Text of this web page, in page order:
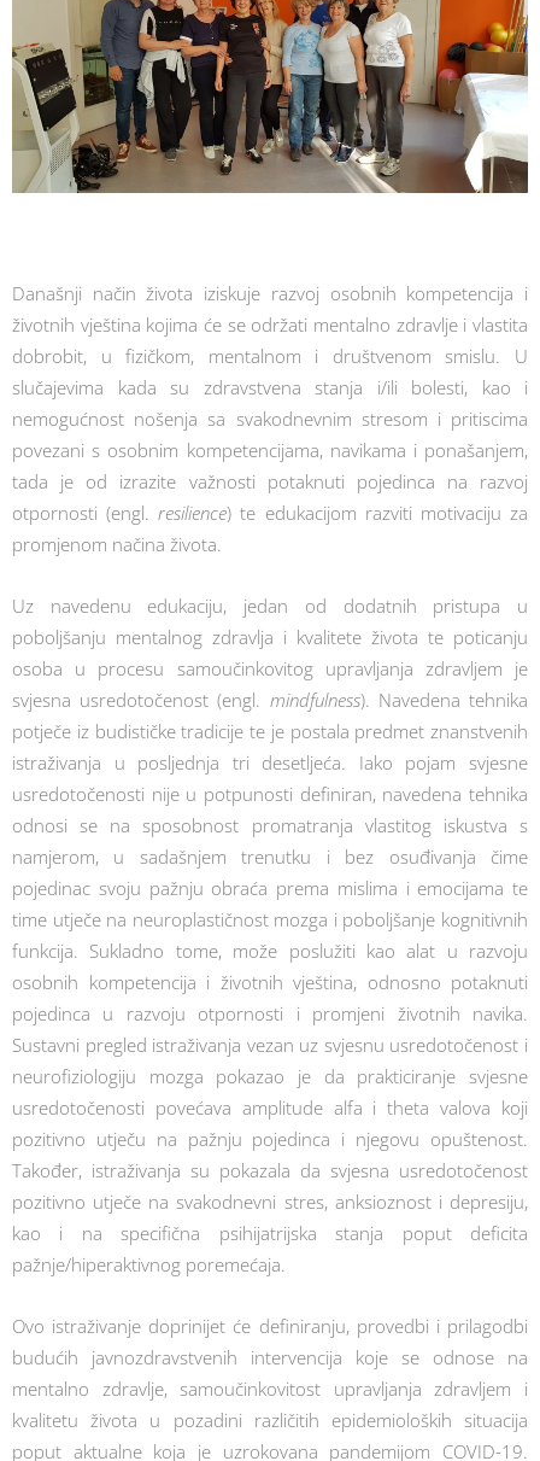
Današnji način života iziskuje razvoj osobnih kompetencija i
životnih vještina kojima će se održati mentalno zdravlje i vlastita
dobrobit, u fizičkom, mentalnom i društvenom smislu. U
slučajevima kada su zdravstvena stanja i/ili bolesti, kao i
nemogućnost nošenja sa svakodnevnim stresom i pritiscima
povezani s osobnim kompetencijama, navikama i ponašanjem,
tada je od izrazite važnosti potaknuti pojedinca na razvoj
otpornosti (engl.resilience) te edukacijom razviti motivaciju za
promjenom načina života.
Uz navedenu edukaciju, jedan od dodatnih pristupa u
poboljšanju mentalnog zdravlja i kvalitete života te poticanju
osoba u procesu samoučinkovitog upravljanja zdravljem je
svjesna usredotočenost (engl. mindfulness). Navedena tehnika
potječe iz budističke tradicije te je postala predmet znanstvenih
istraživanja u posljednja tri desetljeća. Iako pojam svjesne
usredotočenosti nije u potpunosti definiran, navedena tehnika
odnosi se na sposobnost promatranja vlastitog iskustva s
namjerom, u sadašnjem trenutku i bez osuđivanja čime
pojedinac svoju pažnju obraća prema mislima i emocijama te
time utječe na neuroplastičnost mozga i poboljšanje kognitivnih
funkcija. Sukladno tome, može poslužiti kao alat u razvoju
osobnih kompetencija i životnih vještina, odnosno potaknuti
pojedinca u razvoju otpornosti i promjeni životnih navika.
Sustavni pregled istraživanja vezan uz svjesnu usredotočenost i
neurofiziologiju mozga pokazao je da prakticiranje svjesne
usredotočenosti povećava amplitude alfa i theta valova koji
pozitivno utječu na pažnju pojedinca i njegovu opuštenost.
Također, istraživanja su pokazala da svjesna usredotočenost
pozitivno utječe na svakodnevni stres, anksioznost i depresiju,
kao i na specifična psihijatrijska stanja poput deficita
pažnje/hiperaktivnog poremećaja.
Ovo istraživanje doprinijet će definiranju, provedbi i prilagodbi
budućih javnozdravstvenih intervencija koje se odnose na
mentalno zdravlje, samoučinkovitost upravljanja zdravljem i
kvalitetu života u pozadini različitih epidemioloških situacija
poput aktualne koja je uzrokovana pandemijom COVID-19.